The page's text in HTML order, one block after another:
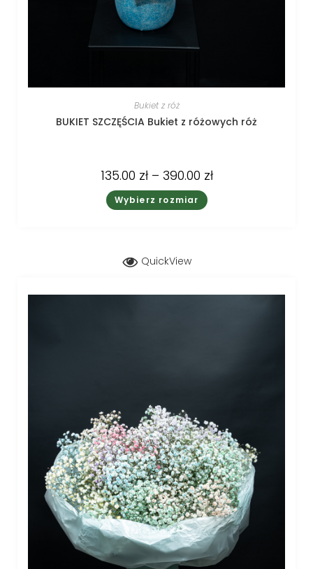
Bukiet z róż
BUKIET SZCZĘŚCIA Bukiet z różowych róż
135.00 zł– 390.00 zł
Wybierz rozmiar
QuickView